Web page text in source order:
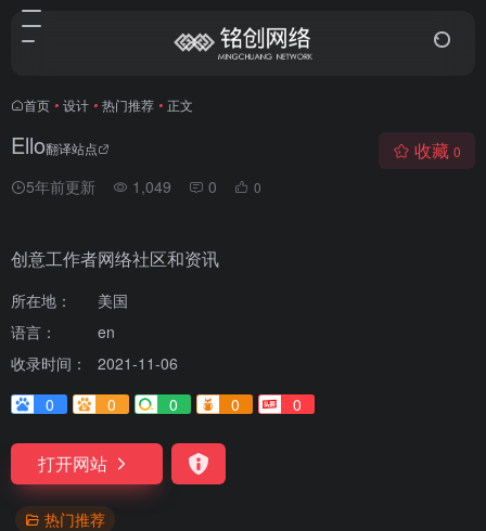
首页 • 设计 • 热门推荐 • 正文
Ello翻译站点
5年前更新 1,049 0 0
收藏 0
创意工作者网络社区和资讯
所在地：
美国
语言：
en
收录时间：
2021-11-06
0
0 0 0 0
打开网站
热门推荐